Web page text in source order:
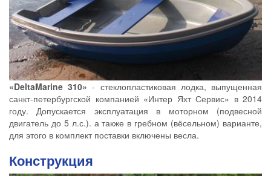
«DeltaMarine 310» - стеклопластиковая лодка, выпущенная
санкт-петербургской компанией «Интер Яхт Сервис» в 2014
году. Допускается эксплуатация в моторном (подвесной
двигатель до 5 л.с.). а также в гребном (вёсельном) варианте,
для этого в комплект поставки включены весла.
Конструкция